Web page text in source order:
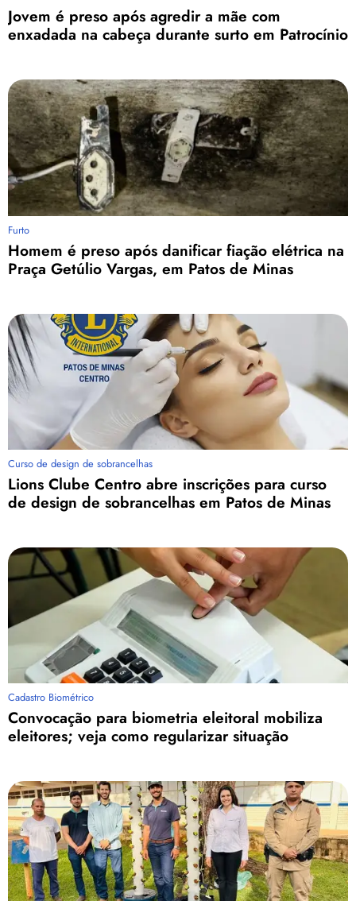
Jovem é preso após agredir a mãe com
enxadada na cabeça durante surto em Patrocínio
Furto
Homem é preso após danificar fiação elétrica na
Praça Getúlio Vargas, em Patos de Minas
Curso de design de sobrancelhas
Lions Clube Centro abre inscrições para curso
de design de sobrancelhas em Patos de Minas
Cadastro Biométrico
Convocação para biometria eleitoral mobiliza
eleitores; veja como regularizar situação